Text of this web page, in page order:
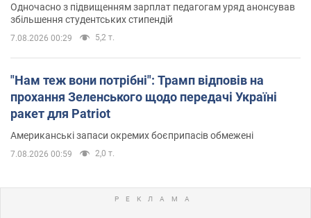
Одночасно з підвищенням зарплат педагогам уряд анонсував
збільшення студентських стипендій
7.08.2026 00:29 5,2 т.
"Нам теж вони потрібні": Трамп відповів на
прохання Зеленського щодо передачі Україні
ракет для Patriot
Американські запаси окремих боєприпасів обмежені
7.08.2026 00:59 2,0 т.